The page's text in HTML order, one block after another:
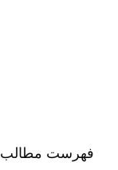
فهرست مطالب